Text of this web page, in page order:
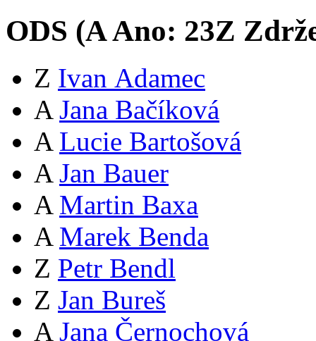
ODS (AAno: 23Z
Z Ivan Adamec
A Jana Bačíková
A Lucie Bartošová
A Jan Bauer
A Martin Baxa
A Marek Benda
Z Petr Bendl
Z Jan Bureš
A Jana Černochová